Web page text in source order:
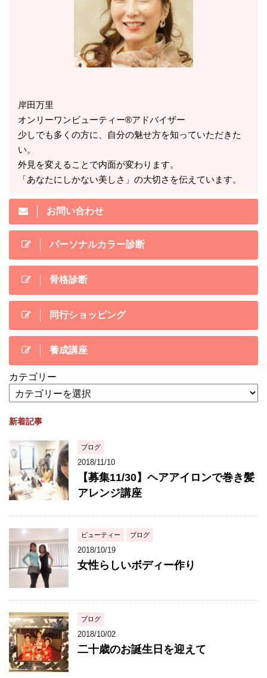
岸田万里
オンリーワンビューティー®アドバイザー
少しでも多くの方に、自分の魅せ方を知っていただきた
い。
外見を変えることで内面が変わります。
「あなたにしかない美しさ」の大切さを伝えています。
お問い合わせ
パーソナルカラー診断
骨格診断
同行ショッピング
養成講座
カテゴリー
新着記事
ブログ
2018/11/10
【募集11/30】ヘアアイロンで巻き髪
アレンジ講座
ビューティー ブログ
2018/10/19
女性らしいボディー作り
ブログ
2018/10/02
二十歳のお誕生日を迎えて